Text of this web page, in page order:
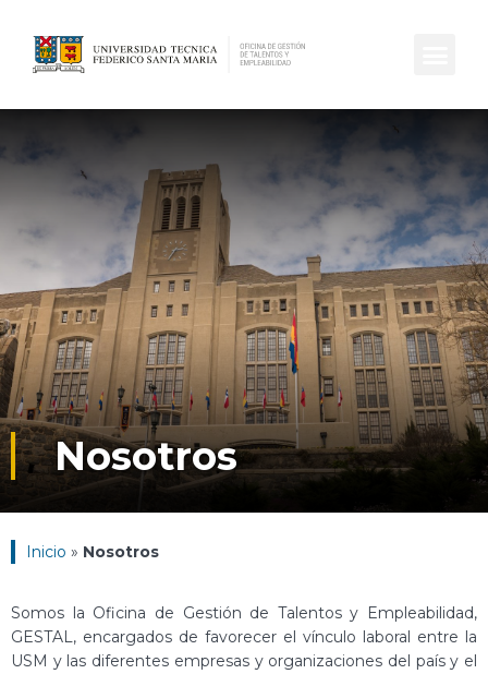
Nosotros
Inicio » Nosotros
Somos la Oficina de Gestión de Talentos y Empleabilidad,
GESTAL, encargados de favorecer el vínculo laboral entre la
USM y las diferentes empresas y organizaciones del país y el